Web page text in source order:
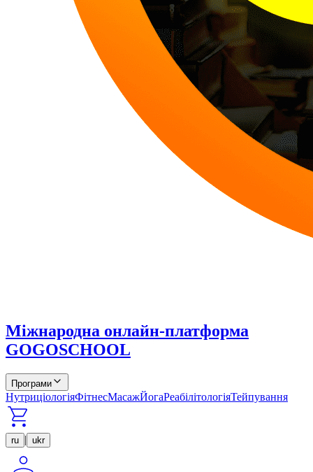
Міжнародна онлайн-платформа
GOGOSCHOOL
Програми
НутриціологіяФітнесМасажЙогаРеабілітологіяТейпування
ru | ukr